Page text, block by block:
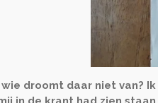
droomt daar niet van?